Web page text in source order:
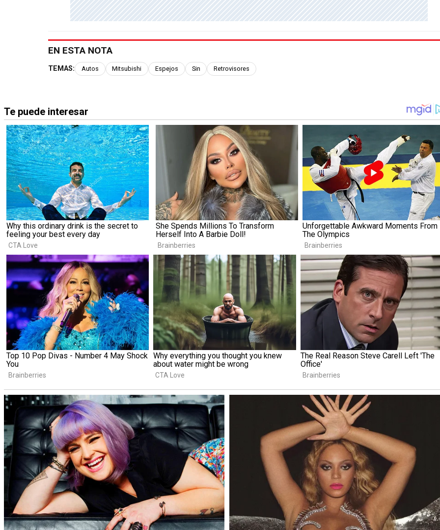
EN ESTA NOTA
TEMAS: Autos Mitsubishi Espejos Sin Retrovisores